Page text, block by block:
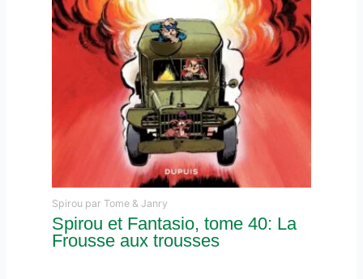
Spirou par Tome & Janry
Spirou et Fantasio, tome 40: La
Frousse aux trousses